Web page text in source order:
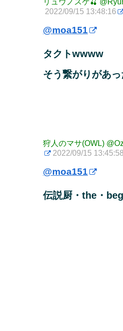
2022/09/15 13:48:16
@moa151
タクトwwww
そう繋がりがあ
狩人のマサ(OWL)
2022/09/15 13:45:58
@moa151
伝説厨・the・